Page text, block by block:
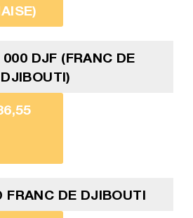
DJF (FRANC DE
DJIBOUTI)
FRANC DE DJIBOUTI